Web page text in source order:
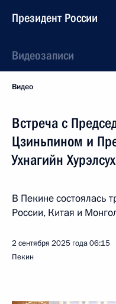
Президент России
Видеозаписи
Видео
Встреча с
Цзиньпином и
Ухнагийн
В Пекине состоялась
России, Китая и
2 сентября 2025 года06:15
Пекин